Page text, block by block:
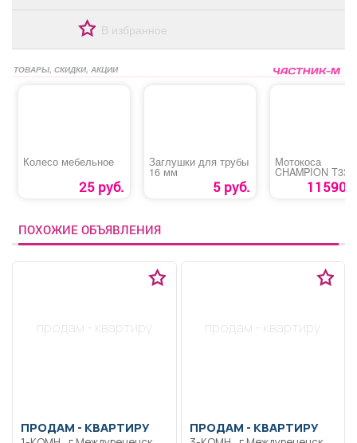
В избранное
ТОВАРЫ, СКИДКИ, АКЦИИ
Колесо мебельное
25 руб.
Заглушки для трубы
16 мм
5 руб.
Мотокоса
CHAMPION
11590
ПОХОЖИЕ ОБЪЯВЛЕНИЯ
продам - квартиру
ПРОДАМ - КВАРТИРУ
продам - квартиру
ПРОДАМ - КВАРТИРУ